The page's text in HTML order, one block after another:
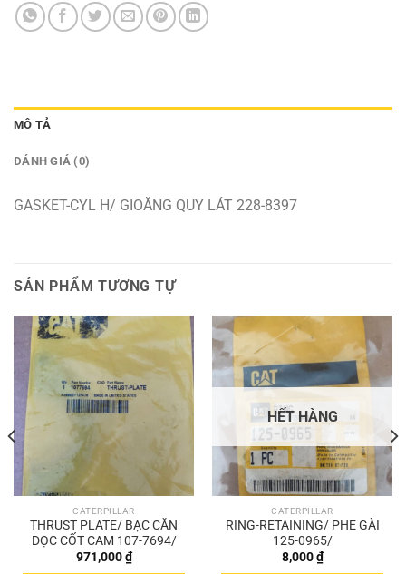
MÔ TẢ
ĐÁNH GIÁ (0)
GASKET-CYL H/ GIOĂNG QUY LÁT 228-8397
SẢN PHẨM TƯƠNG TỰ
CATERPILLAR
THRUST PLATE/ BẠC CĂN
DỌC CỐT CAM 107-7694/
971,000₫
HẾT HÀNG
CATERPILLAR
RING-RETAINING/ PHE GÀI
125-0965/
8,000₫